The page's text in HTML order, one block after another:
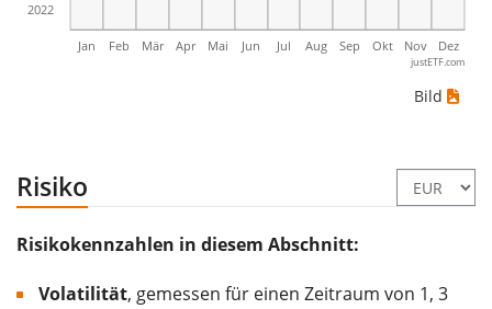
Jan Feb Mär Apr Mai Jun Jul Aug Sep Okt Nov Dez
2022
justETF.com
Bild
Risiko
Risikokennzahlen in diesem Abschnitt:
Volatilität, gemessen für einen Zeitraum von 1, 3